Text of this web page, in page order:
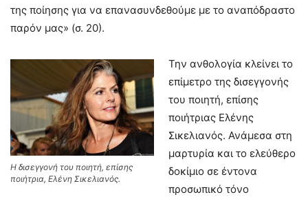
της ποίησης για να επανασυνδεθούμε με το αναπόδραστο
παρόν μας» (σ. 20).
Η δισεγγονή του ποιητή, επίσης
ποιήτρια, Ελένη Σικελιανός.
Την ανθολογία κλείνει το
επίμετρο της δισεγγονής
του ποιητή, επίσης
ποιήτριας Ελένης
Σικελιανός. Ανάμεσα στη
μαρτυρία και το ελεύθερο
δοκίμιο σε έντονα
προσωπικό τόνο